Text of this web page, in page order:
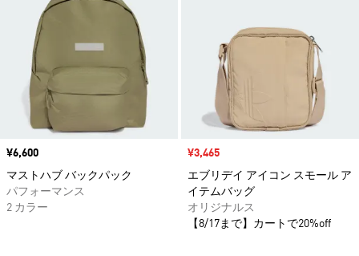
価格
¥6,600
マストハブ バックパック
パフォーマンス
2 カラー
セール価格
¥3,465
エブリデイ アイコン スモール ア
イテムバッグ
オリジナルス
【8/17まで】カートで20%off